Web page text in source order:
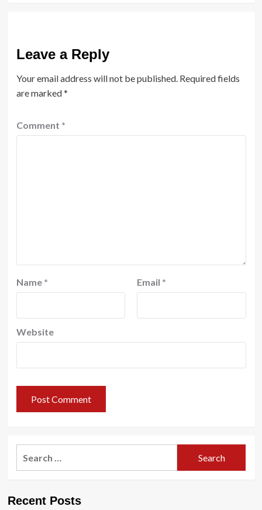
Leave a Reply
Your email address will not be published. Required fields
are marked*
Comment *
Name * Email *
Website
Recent Posts